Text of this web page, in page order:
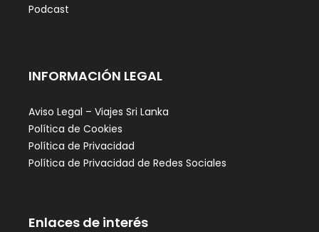
Podcast
INFORMACIÓN LEGAL
Aviso Legal – Viajes Sri Lanka
Política de Cookies
Política de Privacidad
Política de Privacidad de Redes Sociales
Enlaces de interés